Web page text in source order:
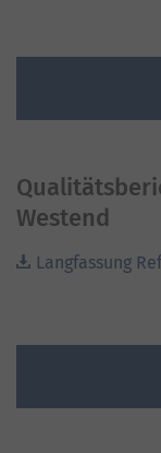
Westend
Langfassung